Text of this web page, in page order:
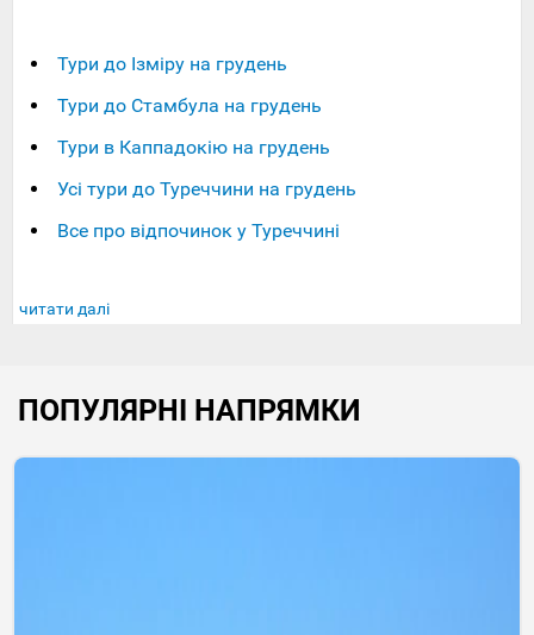
Тури до Ізміру на грудень
Тури до Стамбула на грудень
Тури в Каппадокію на грудень
Усі тури до Туреччини на грудень
Все про відпочинок у Туреччині
читати далі
ПОПУЛЯРНІ НАПРЯМКИ